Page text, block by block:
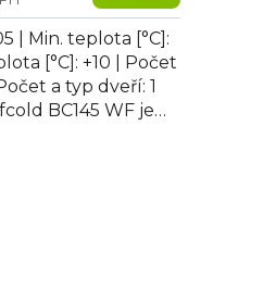
| Min. teplota [°C]:
[°C]: +10 | Počet
a typ dveří: 1
BC145 WF je